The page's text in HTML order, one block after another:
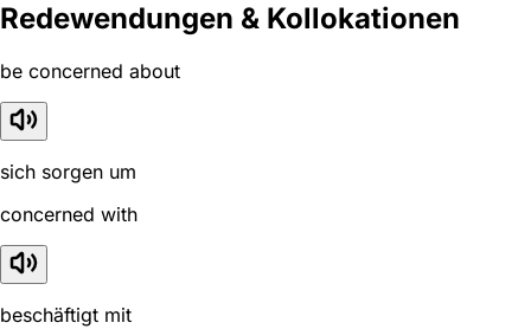
Redewendungen & Kollokationen
be concerned about
sich sorgen um
concerned with
beschäftigt mit